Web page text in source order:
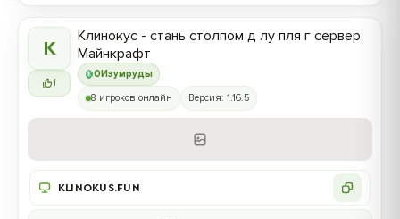
К
1
0 Изумруды
Клинокус - стань столпом д лу пля г сервер
Майнкрафт
8 игроков онлайн Версия: 1.16.5
KLINOKUS.FUN